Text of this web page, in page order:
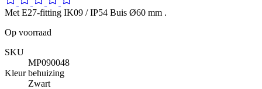
Met E27-fitting IK09 / IP54 Buis Ø60 mm .
Op voorraad
SKU
MP090048
Kleur behuizing
Zwart